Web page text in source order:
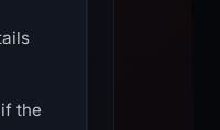
the